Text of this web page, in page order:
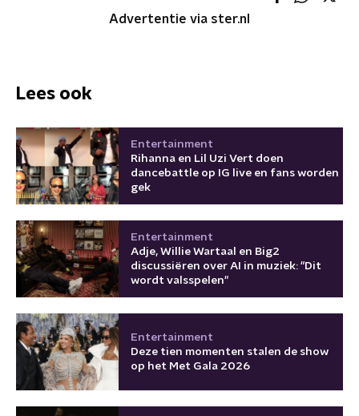
Advertentie via ster.nl
Lees ook
Entertainment
Rihanna en Lil Uzi Vert doen
dancebattle op IG live en fans worden
gek
Entertainment
Adje, Willie Wartaal en Big2
discussiëren over AI in muziek: "Dit
wordt valsspelen"
Entertainment
Deze tien momenten stalen de show
op het Met Gala 2026